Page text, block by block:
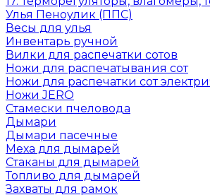
Улья Пеноулик (ППС)
Весы для улья
Инвентарь ручной
Вилки для распечатки сотов
Ножи для распечатывания сот
Ножи для распечатки сот
Ножи JERO
Стамески пчеловода
Дымари
Дымари пасечные
Меха для дымарей
Стаканы для дымарей
Топливо для дымарей
Захваты для рамок